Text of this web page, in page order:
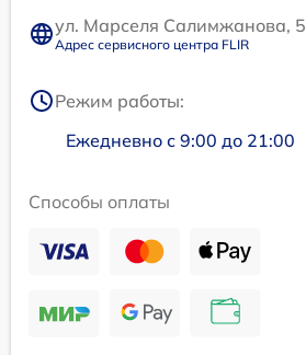
ул. Марселя Салимжанова, 5
Адрес сервисного центра FLIR
Режим работы:
Ежедневно с 9:00 до 21:00
Способы оплаты